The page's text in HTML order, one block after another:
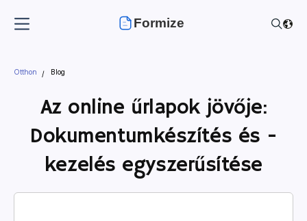
Formize
Otthon Blog
Az online űrlapok jövője:
Dokumentumkészítés és -
kezelés egyszerűsítése